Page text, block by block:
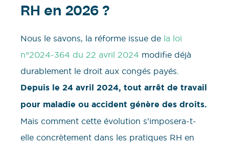
RH en 2026 ?
Nous le savons, la réforme issue de la loi
n°2024-364 du 22 avril 2024 modifie déjà
durablement le droit aux congés payés.
Depuis le 24 avril 2024, tout arrêt de travail
pour maladie ou accident génère des droits.
Mais comment cette évolution s’imposera-t-
elle concrètement dans les pratiques RH en